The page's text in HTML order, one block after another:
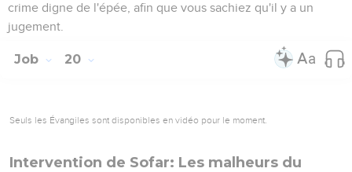
crime digne de l'épée, afin que vous sachiez qu'il y a un
jugement.
Job 20
Seuls les Évangiles sont disponibles en vidéo pour le moment.
Intervention de Sofar: Les malheurs du